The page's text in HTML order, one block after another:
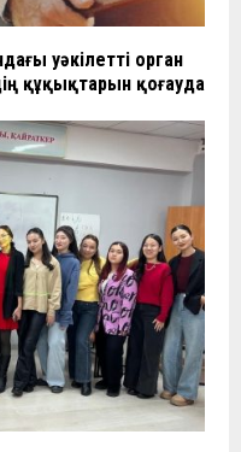
уәкілетті орган
құқықтарын қоғауда